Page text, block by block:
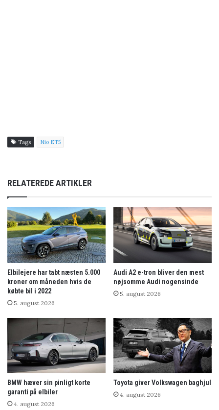
Tags Nio ET5
RELATEREDE ARTIKLER
Elbilejere har tabt næsten 5.000
kroner om måneden hvis de
købte bil i 2022
5. august 2026
Audi A2 e-tron bliver den mest
nøjsomme Audi nogensinde
5. august 2026
BMW hæver sin pinligt korte
garanti på elbiler
4. august 2026
Toyota giver Volkswagen baghjul
4. august 2026